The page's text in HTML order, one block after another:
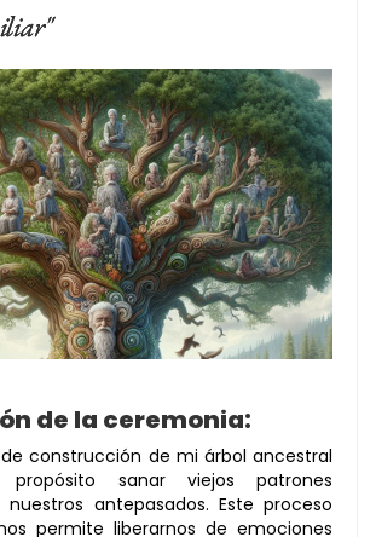
de la ceremonia:
construcción de mi árbol ancestral
sanar viejos patrones
antepasados. Este proceso
permite liberarnos de emociones